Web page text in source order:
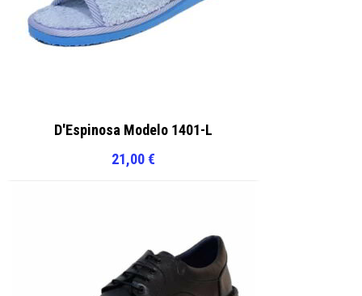
D'Espinosa Modelo 1401-L
21,00€